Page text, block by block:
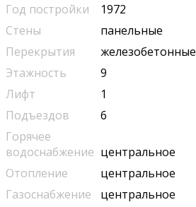
Год постройки
1972
Стены
панельные
Перекрытия
железобетонные
Этажность
9
Лифт
1
Подъездов
6
Горячее
водоснабжение центральное
Отопление
центральное
Газоснабжение
центральное